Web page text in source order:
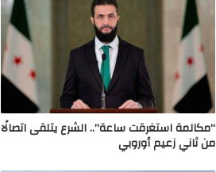
“مكالمة استغرقت ساعة”.. الشرع يتلقى اتصالًا
من ثاني زعيم أوروبي